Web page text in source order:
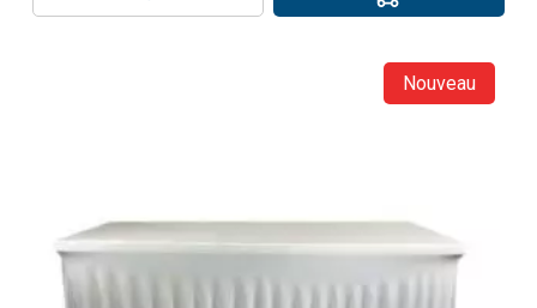
Nouveau